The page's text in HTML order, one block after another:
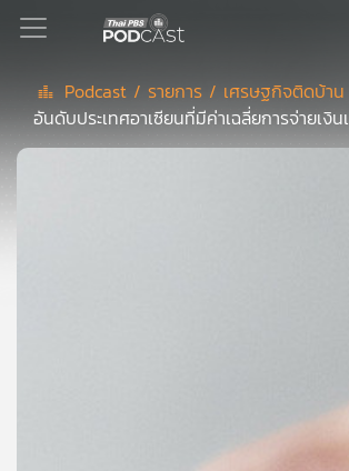
Podcast
Podcast / รายการ / เศรษฐกิจติดบ้า
อันดับประเทศอาเซียนที่มีค่าเฉลี่ยการจ่ายเงิ